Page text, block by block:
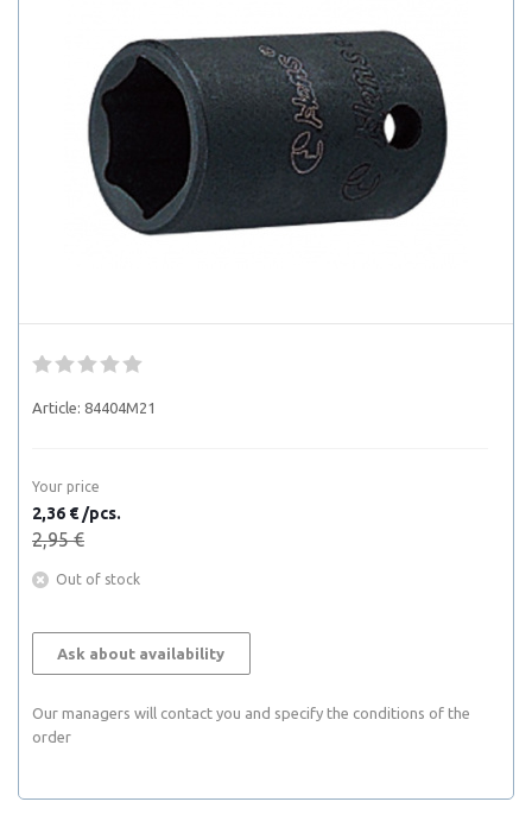
Article: 84404M21
Your price
2,36 € /pcs.
2,95 €
Out of stock
Ask about availability
Our managers will contact you and specify the conditions of the
order